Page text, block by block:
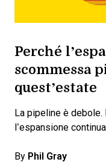
Perché
scommessa
quest’estate
La pipeline è
l’espansione
By Phil Gray